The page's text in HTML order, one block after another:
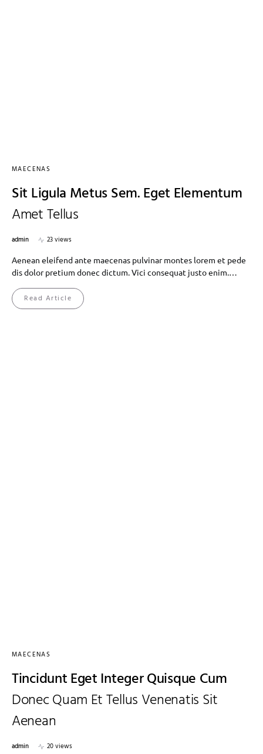
MAECENAS
Sit Ligula Metus Sem. Eget Elementum
Amet Tellus
admin
23 views
Aenean eleifend ante maecenas pulvinar montes lorem et pede
dis dolor pretium donec dictum. Vici consequat justo enim.…
Read Article
MAECENAS
Tincidunt Eget Integer Quisque Cum
Donec Quam Et Tellus Venenatis Sit
Aenean
admin 20 views